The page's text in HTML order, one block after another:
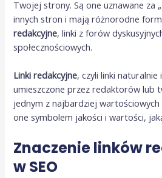
Twojej strony. Są one uznawane za
innych stron i mają różnorodne
redakcyjne, linki z forów
społecznościowych.
Linki redakcyjne, czyli linki
umieszczone przez redaktorów lub
jednym z najbardziej
one symbolem jakości i wartości,
Znaczenie linków
w SEO